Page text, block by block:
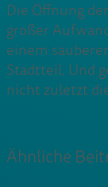
Die Öffnung
großer
einem
Stadtteil. Und
nicht zuletzt
Ähnliche